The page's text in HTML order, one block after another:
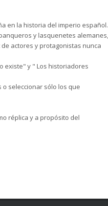
en la historia del imperio español.
y lasquenetes alemanes,
actores y protagonistas nunca
existe" y " Los historiadores
seleccionar sólo los que
réplica y a propósito del